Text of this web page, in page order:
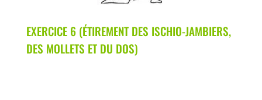
EXERCICE 6 (ÉTIREMENT DES ISCHIO-JAMBIERS,
DES MOLLETS ET DU DOS)